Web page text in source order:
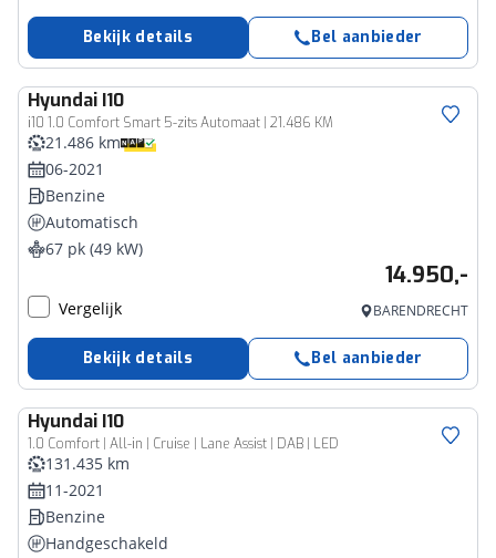
Bekijk details Bel aanbieder
Hyundai I10
i10 1.0 Comfort Smart 5-zits Automaat | 21.486 KM
21.486 km
06-2021
Benzine
Automatisch
67 pk (49 kW)
14.950,-
Vergelijk BARENDRECHT
Bekijk details Bel aanbieder
Hyundai I10
1.0 Comfort | All-in | Cruise | Lane Assist | DAB | LED
131.435 km
11-2021
Benzine
Handgeschakeld